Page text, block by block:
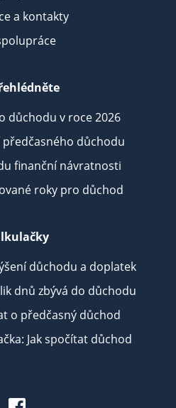
a kontakty
důchodu v roce 2026
důchodu
finanční návratnosti
roky pro důchod
důchodu a doplatek
dnů zbývá do důchodu
o předčasný důchod
Jak spočítat důchod